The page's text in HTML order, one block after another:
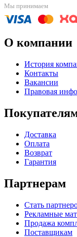
Мы принимаем
О компании
История
Контакты
Вакансии
Правовая
Доставка
Оплата
Возврат
Гарантия
Партнерам
Стать
Рекламные
Продажа
Поставщикам